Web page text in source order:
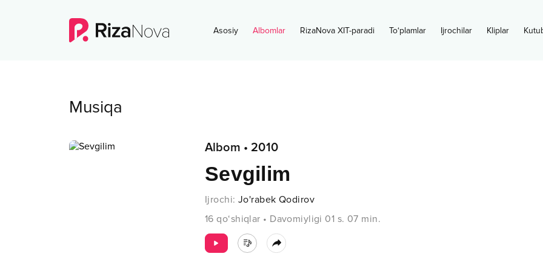
Asosiy Albomlar RizaNova XIT-paradi To‘plamlar Ijrochilar Kliplar
Musiqa
Albom • 2010
Sevgilim
Ijrochi: Jo'rabek Qodirov
16 qo‘shiqlar • Davomiyligi 01 s. 07 min.